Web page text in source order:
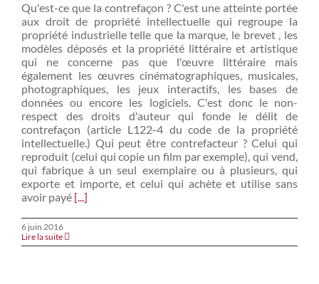
Qu'est-ce que la contrefaçon ? C'est une atteinte portée
aux droit de propriété intellectuelle qui regroupe la
propriété industrielle telle que la marque, le brevet , les
modèles déposés et la propriété littéraire et artistique
qui ne concerne pas que l'œuvre littéraire mais
également les œuvres cinématographiques, musicales,
photographiques, les jeux interactifs, les bases de
données ou encore les logiciels. C'est donc le non-
respect des droits d'auteur qui fonde le délit de
contrefaçon (article L122-4 du code de la propriété
intellectuelle.) Qui peut être contrefacteur ? Celui qui
reproduit (celui qui copie un film par exemple), qui vend,
qui fabrique à un seul exemplaire ou à plusieurs, qui
exporte et importe, et celui qui achète et utilise sans
avoir payé [...]
6 juin 2016
Lire la suite